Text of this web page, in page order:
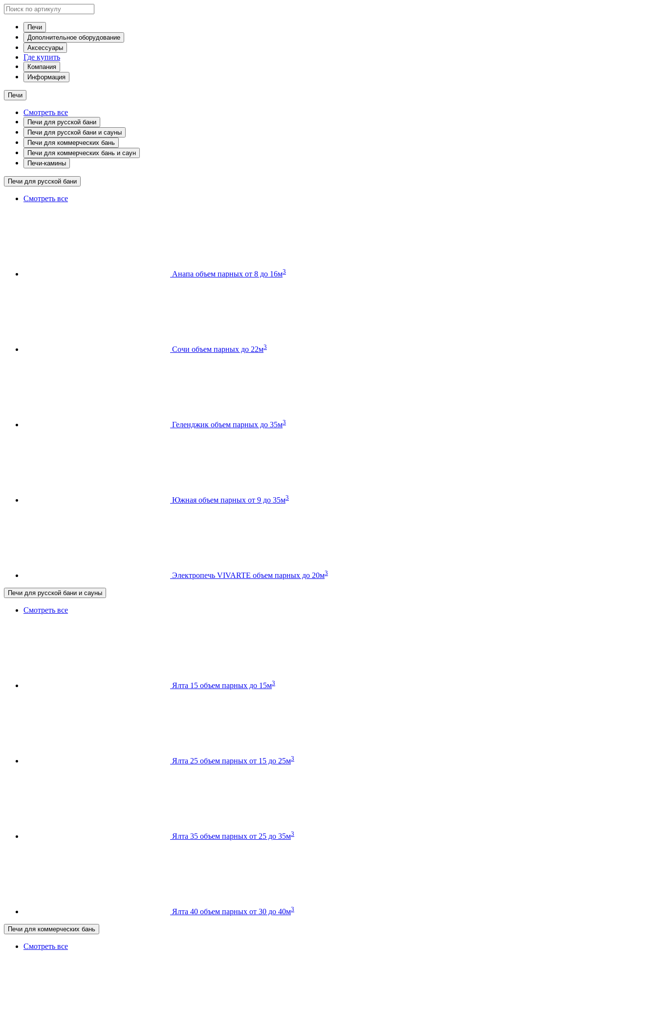
Печи
Дополнительное оборудование
Аксессуары
Где купить
Компания
Информация
Печи
Смотреть все
Печи для русской бани
Печи для русской бани и сауны
Печи для коммерческих бань
Печи для коммерческих бань и саун
Печи-камины
Печи для русской бани
Смотреть все
Анапа объем парных от 8 до 16м3
Сочи объем парных до 22м3
Геленджик объем парных до 35м3
Южная объем парных от 9 до 35м3
Электропечь VIVARTE объем парных до 20м3
Печи для русской бани и сауны
Смотреть все
Ялта 15 объем парных до 15м3
Ялта 25 объем парных от 15 до 25м3
Ялта 35 объем парных от 25 до 35м3
Ялта 40 объем парных от 30 до 40м3
Печи для коммерческих бань
Смотреть все